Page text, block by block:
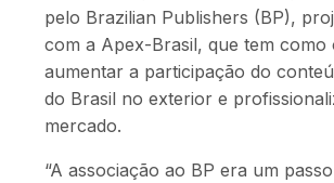
pelo Brazilian Publishers (BP),
com a Apex-Brasil, que tem como
aumentar a participação do
do Brasil no exterior e
mercado.
“A associação ao BP era um